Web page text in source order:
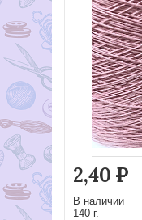
2,40 Р
В наличии
140 г.